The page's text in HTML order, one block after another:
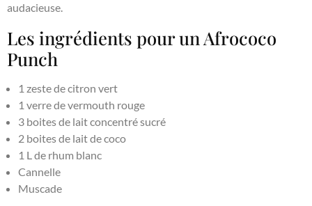
audacieuse.
Les ingrédients pour un Afrococo
Punch
1 zeste de citron vert
1 verre de vermouth rouge
3 boites de lait concentré sucré
2 boites de lait de coco
1 L de rhum blanc
Cannelle
Muscade